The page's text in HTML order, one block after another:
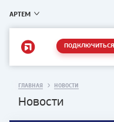
АРТЕМ
ПОДКЛЮЧИТЬСЯ
ГЛАВНАЯ НОВОСТИ
Новости